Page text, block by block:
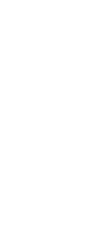
Financial
sequenza di caratteri
lo stesso codice
è necessario
ma sbagliato,
contatta